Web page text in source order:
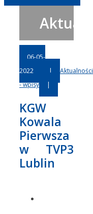
06-05-
2022
|
Aktualności
- wpisy
|
KGW
Kowala
Pierwsza
w TVP3
Lublin